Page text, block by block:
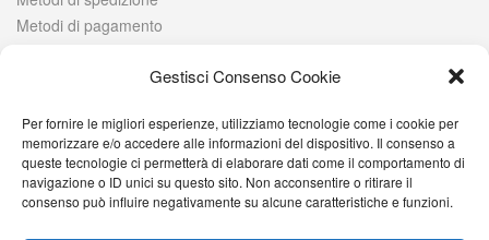
Gestisci Consenso Cookie
Per fornire le migliori esperienze, utilizziamo tecnologie come i cookie per
memorizzare e/o accedere alle informazioni del dispositivo. Il consenso a
queste tecnologie ci permetterà di elaborare dati come il comportamento di
navigazione o ID unici su questo sito. Non acconsentire o ritirare il
consenso può influire negativamente su alcune caratteristiche e funzioni.
Metodi di pagamento
© 2021 Italia Magazzini di Lombardo Raffaele – Via Giovanni
Iervolino, 384 – 80040 Poggiomarino (NA) Iscritta alla Camera di
Commercio di Napoli – P. IVA: 09527701214 – C.F.